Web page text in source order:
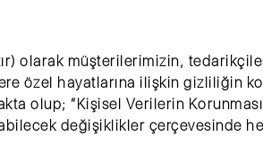
olarak müşterilerimizin,
özel hayatlarına ilişkin gizliliğin
olup; “Kişisel Verilerin
değişiklikler çerçevesinde